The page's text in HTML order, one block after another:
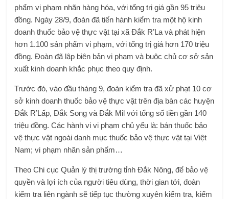
phẩm vi phạm nhãn hàng hóa, với tổng trị giá gần 95 triệu
đồng. Ngày 28/9, đoàn đã tiến hành kiểm tra một hộ kinh
doanh thuốc bảo vệ thực vật tại xã Đắk R’La và phát hiện
hơn 1.100 sản phẩm vi phạm, với tổng trị giá hơn 170 triệu
đồng. Đoàn đã lập biên bản vi phạm và buộc chủ cơ sở sản
xuất kinh doanh khắc phục theo quy định.
Trước đó, vào đầu tháng 9, đoàn kiểm tra đã xử phạt 10 cơ
sở kinh doanh thuốc bảo vệ thực vật trên địa bàn các huyện
Đắk R’Lấp, Đắk Song và Đắk Mil với tổng số tiền gần 140
triệu đồng. Các hành vi vi phạm chủ yếu là: bán thuốc bảo
vệ thực vật ngoài danh mục thuốc bảo vệ thực vật tại Việt
Nam; vi phạm nhãn sản phẩm…
Theo Chi cục Quản lý thị trường tỉnh Đắk Nông, để bảo vệ
quyền và lợi ích của người tiêu dùng, thời gian tới, đoàn
kiểm tra liên ngành sẽ tiếp tục thường xuyên kiểm tra, kiểm